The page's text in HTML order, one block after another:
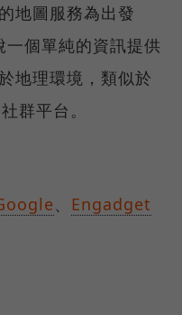
地圖服務為出發
個單純的資訊提供
地理環境，類似於
群平台。
、 Engadget